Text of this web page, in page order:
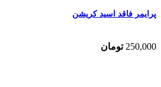
پرایمر فاقد اسید کریشن
250,000 تومان